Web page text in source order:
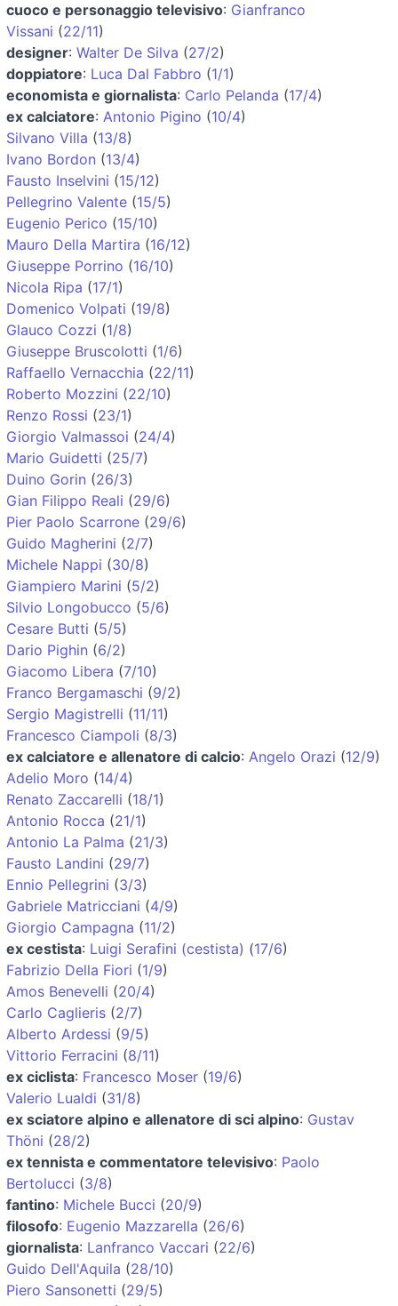
cuoco e personaggio televisivo: Gianfranco
Vissani (22/11)
designer: Walter De Silva (27/2)
doppiatore: Luca Dal Fabbro (1/1)
economista e giornalista: Carlo Pelanda (17/4)
ex calciatore: Antonio Pigino (10/4)
Silvano Villa (13/8)
Ivano Bordon (13/4)
Fausto Inselvini (15/12)
Pellegrino Valente (15/5)
Eugenio Perico (15/10)
Mauro Della Martira (16/12)
Giuseppe Porrino (16/10)
Nicola Ripa (17/1)
Domenico Volpati (19/8)
Glauco Cozzi (1/8)
Giuseppe Bruscolotti (1/6)
Raffaello Vernacchia (22/11)
Roberto Mozzini (22/10)
Renzo Rossi (23/1)
Giorgio Valmassoi (24/4)
Mario Guidetti (25/7)
Duino Gorin (26/3)
Gian Filippo Reali (29/6)
Pier Paolo Scarrone (29/6)
Guido Magherini (2/7)
Michele Nappi (30/8)
Giampiero Marini (5/2)
Silvio Longobucco (5/6)
Cesare Butti (5/5)
Dario Pighin (6/2)
Giacomo Libera (7/10)
Franco Bergamaschi (9/2)
Sergio Magistrelli (11/11)
Francesco Ciampoli (8/3)
ex calciatore e allenatore di calcio: Angelo Orazi (12/9)
Adelio Moro (14/4)
Renato Zaccarelli (18/1)
Antonio Rocca (21/1)
Antonio La Palma (21/3)
Fausto Landini (29/7)
Ennio Pellegrini (3/3)
Gabriele Matricciani (4/9)
Giorgio Campagna (11/2)
ex cestista: Luigi Serafini (cestista) (17/6)
Fabrizio Della Fiori (1/9)
Amos Benevelli (20/4)
Carlo Caglieris (2/7)
Alberto Ardessi (9/5)
Vittorio Ferracini (8/11)
ex ciclista: Francesco Moser (19/6)
Valerio Lualdi (31/8)
ex sciatore alpino e allenatore di sci alpino: Gustav
Thöni (28/2)
ex tennista e commentatore televisivo: Paolo
Bertolucci (3/8)
fantino: Michele Bucci (20/9)
filosofo: Eugenio Mazzarella (26/6)
giornalista: Lanfranco Vaccari (22/6)
Guido Dell'Aquila (28/10)
Piero Sansonetti (29/5)